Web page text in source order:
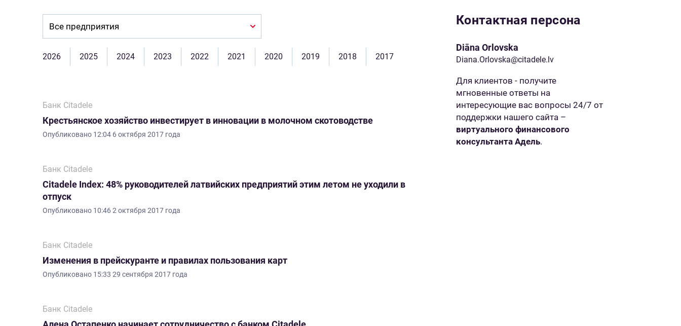
2026 2025 2024 2023 2022 2021 2020 2019 2018 2017
Банк Citadele
Крестьянское хозяйство инвестирует в инновации в молочном скотоводстве
Опубликовано 12:04 6 октября 2017 года
Банк Citadele
Citadele Index: 48% руководителей латвийских предприятий этим летом не уходили в
отпуск
Опубликовано 10:46 2 октября 2017 года
Банк Citadele
Изменения в прейскуранте и правилах пользования карт
Опубликовано 15:33 29 сентября 2017 года
Банк Citadele
Контактная персона
Diāna Orlovska
Diana.Orlovska@citadele.lv
Для клиентов - получите
мгновенные ответы на
интересующие вас вопросы 24/7 от
поддержки нашего сайта –
виртуального финансового
консультанта Адель.